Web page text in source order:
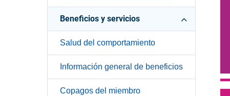
Beneficios y servicios
Salud del comportamiento
Información general de beneficios
Copagos del miembro